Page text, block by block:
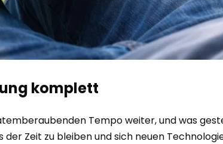
komplett
Tempo weiter, und was
Zeit zu bleiben und sich neuen